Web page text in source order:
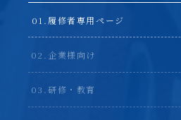
履修者専用ページ
企業様向け
研修・教育